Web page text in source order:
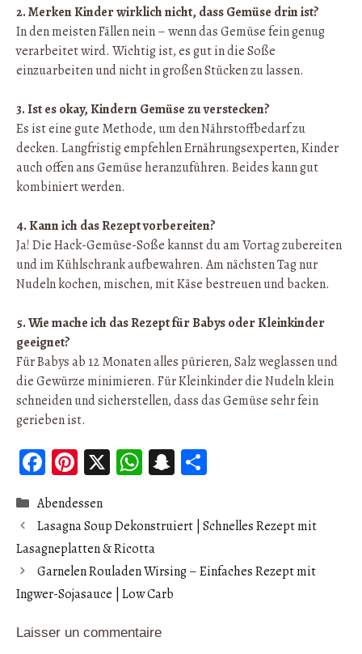
2. Merken Kinder wirklich nicht, dass Gemüse drin ist?
In den meisten Fällen nein – wenn das Gemüse fein genug
verarbeitet wird. Wichtig ist, es gut in die Soße
einzuarbeiten und nicht in großen Stücken zu lassen.
3. Ist es okay, Kindern Gemüse zu verstecken?
Es ist eine gute Methode, um den Nährstoffbedarf zu
decken. Langfristig empfehlen Ernährungsexperten, Kinder
auch offen ans Gemüse heranzuführen. Beides kann gut
kombiniert werden.
4. Kann ich das Rezept vorbereiten?
Ja! Die Hack-Gemüse-Soße kannst du am Vortag zubereiten
und im Kühlschrank aufbewahren. Am nächsten Tag nur
Nudeln kochen, mischen, mit Käse bestreuen und backen.
5. Wie mache ich das Rezept für Babys oder Kleinkinder
geeignet?
Für Babys ab 12 Monaten alles pürieren, Salz weglassen und
die Gewürze minimieren. Für Kleinkinder die Nudeln klein
schneiden und sicherstellen, dass das Gemüse sehr fein
gerieben ist.
Fa
ce
b
oo
k
Pi
er
es
t
X W
ts
A
p
p
S
ap
ch
at
ag
er
Catégories
Abendessen
Lasagna Soup Dekonstruiert | Schnelles Rezept mit
Lasagneplatten & Ricotta
Garnelen Rouladen Wirsing – Einfaches Rezept mit
Ingwer-Sojasauce | Low Carb
Laisser un commentaire